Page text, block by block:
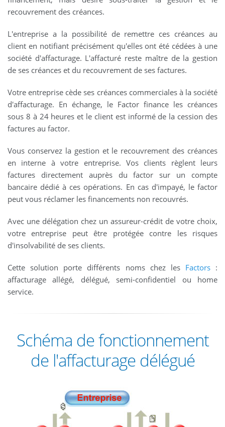
recouvrement des créances.
L'entreprise a la possibilité de remettre ces créances au
client en notifiant précisément qu'elles ont été cédées à une
société d'affacturage. L'affacturé reste maître de la gestion
de ses créances et du recouvrement de ses factures.
Votre entreprise cède ses créances commerciales à la société
d'affacturage. En échange, le Factor finance les créances
sous 8 à 24 heures et le client est informé de la cession des
factures au factor.
Vous conservez la gestion et le recouvrement des créances
en interne à votre entreprise. Vos clients règlent leurs
factures directement auprès du factor sur un compte
bancaire dédié à ces opérations. En cas d'impayé, le factor
peut vous réclamer les financements non recouvrés.
Avec une délégation chez un assureur-crédit de votre choix,
votre entreprise peut être protégée contre les risques
d'insolvabilité de ses clients.
Cette solution porte différents noms chez les Factors:
affacturage allégé, délégué, semi-confidentiel ou home
service.
Schéma de fonctionnement
de l'affacturage délégué